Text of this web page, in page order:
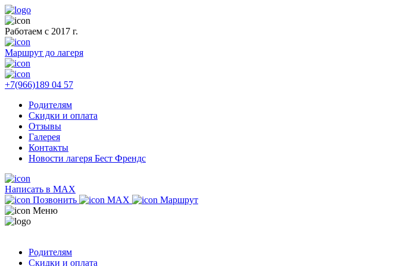
Работаем с 2017 г.
Маршрут до лагеря
+7(966)189 04 57
Родителям
Скидки и оплата
Отзывы
Галерея
Контакты
Новости лагеря Бест Френдс
Написать в MAX
Позвонить
MAX
Маршрут
Меню
Родителям
Скидки и оплата